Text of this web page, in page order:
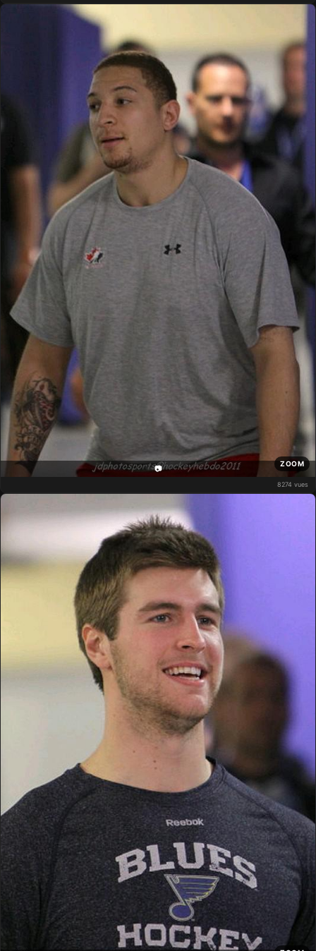
📷
ZOOM
8274 vues